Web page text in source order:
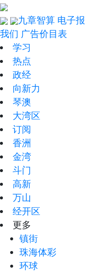
九章智算 电子报
我们 广告价目表
学习
热点
政经
向新力
琴澳
大湾区
订阅
香洲
金湾
斗门
高新
万山
经开区
更多
镇街
珠海体彩
环球